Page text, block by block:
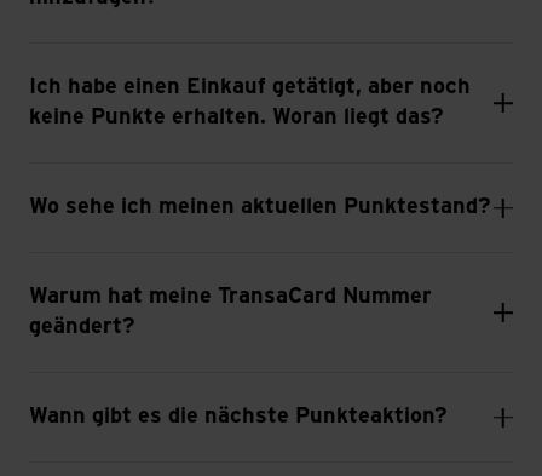
Ich habe einen Einkauf getätigt, aber noch
keine Punkte erhalten. Woran liegt das?
Wo sehe ich meinen aktuellen Punktestand?
Warum hat meine TransaCard Nummer
geändert?
Wann gibt es die nächste Punkteaktion?